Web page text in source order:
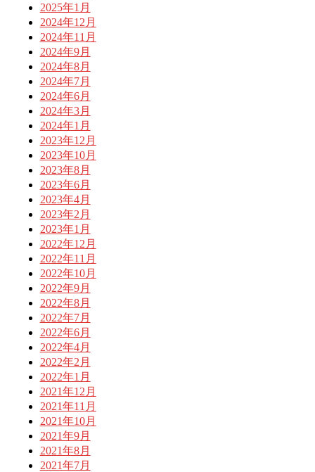
2025年1月
2024年12月
2024年11月
2024年9月
2024年8月
2024年7月
2024年6月
2024年3月
2024年1月
2023年12月
2023年10月
2023年8月
2023年6月
2023年4月
2023年2月
2023年1月
2022年12月
2022年11月
2022年10月
2022年9月
2022年8月
2022年7月
2022年6月
2022年4月
2022年2月
2022年1月
2021年12月
2021年11月
2021年10月
2021年9月
2021年8月
2021年7月